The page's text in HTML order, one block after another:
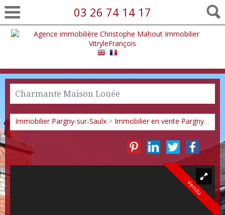
03 26 74 14 17
Charmante Maison Louée
Immobilier Pargny-sur-Saulx > Immobilier en vente Pargny-sur-Saulx
Vendu